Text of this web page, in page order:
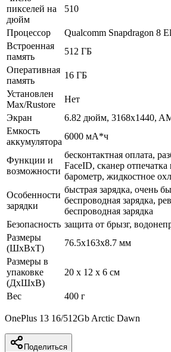
пикселей на
дюйм
510
Процессор
Qualcomm Snapdragon 8
Встроенная
память
512 ГБ
Оперативная
память
16 ГБ
Установлен
Max/Rustore
Нет
Экран
6.82 дюйм, 3168x1440,
Емкость
аккумулятора
6000 мА*ч
Функции и
возможности
бесконтактная оплата,
FaceID, сканер
барометр, жидкостное
Особенности
зарядки
быстрая зарядка, очень
беспроводная зарядка,
беспроводная зарядка
Безопасность защита от брызг,
Размеры
(ШхВхТ)
76.5x163x8.7 мм
Размеры в
упаковке
(ДхШхВ)
20 x 12 x 6 см
Вес 400 г
OnePlus 13 16/512Gb Arctic Dawn
Поделиться